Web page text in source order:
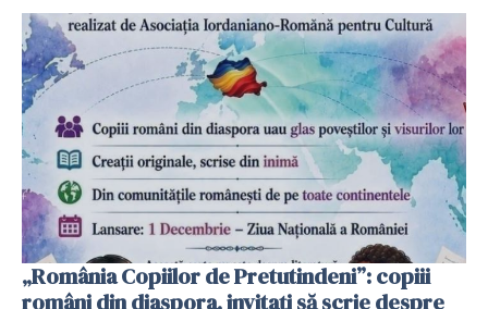
„România Copiilor de Pretutindeni”: copiii
români din diaspora, invitați să scrie despre